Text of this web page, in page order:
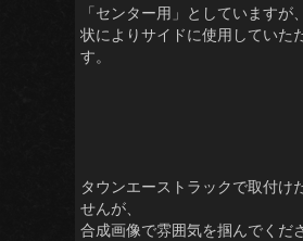
「センター用」としていますが
状によりサイドに使用していた
す。
タウンエーストラックで取付け
せんが、
合成画像で雰囲気を掴んでくださ